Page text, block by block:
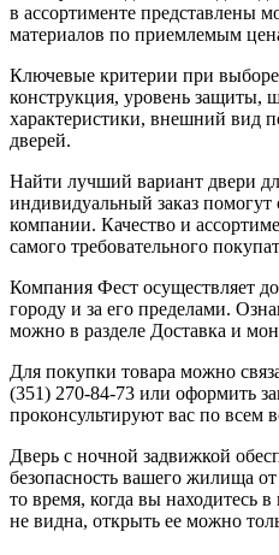
в ассортименте представлены
материалов по приемлемым
Ключевые критерии при
конструкция, уровень защиты,
характеристики, внешний вид
дверей.
Найти лучший вариант двери
индивидуальный заказ
компании. Качество и
самого требовательного
Компания Фест осуществляет
городу и за его пределами.
можно в разделе Доставка и
Для покупки товара можно
(351) 270-84-73 или оформить
проконсультируют вас по всем
Дверь с ночной задвижкой
безопасность вашего жилища
то время, когда вы находитесь
не видна, открыть ее можно